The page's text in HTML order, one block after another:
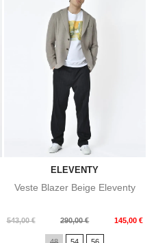
ELEVENTY
Veste Blazer Beige Eleventy
543,00 €
Prix
290,00 € 145,00 €
Prix